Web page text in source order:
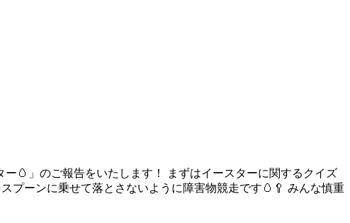
🥚」のご報告をいたします！ まずはイースターに関するクイズ
プーンに乗せて落とさないように障害物競走です🥚🥄 みんな慎重